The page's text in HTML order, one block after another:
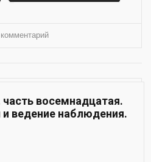
часть восемнадцатая.
и ведение наблюдения.